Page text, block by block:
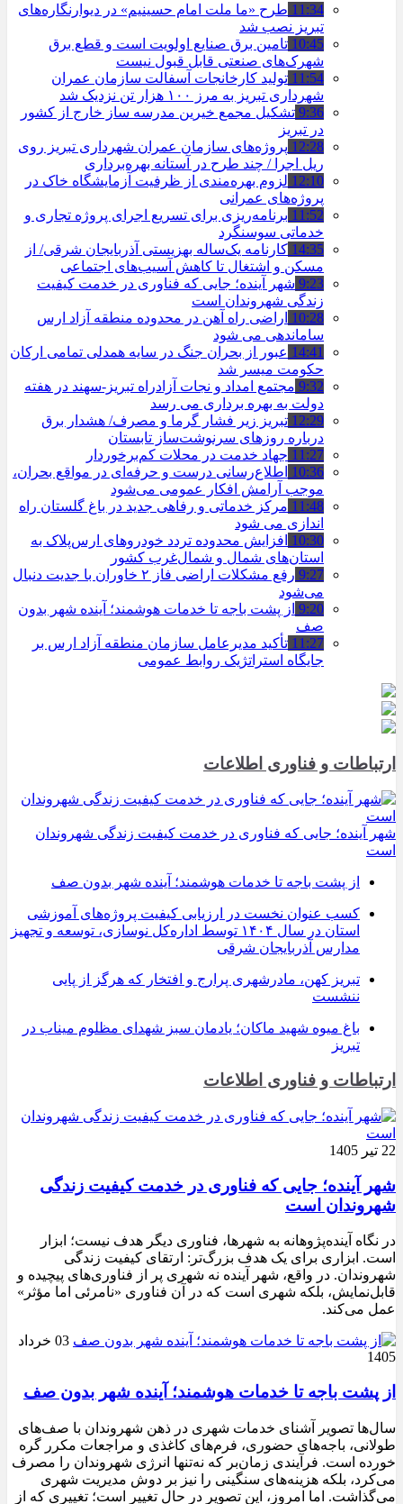
11:34 طرح «ما ملت امام حسینیم» در دیوارنگاره‌های
تبریز نصب شد
10:45 تامین برق صنایع اولویت است و قطع برق
شهرک‌های صنعتی قابل قبول نیست
11:54 تولید کارخانجات آسفالت سازمان عمران
شهرداری تبریز به مرز ۱۰۰ هزار تن نزدیک شد
9:36 تشکیل مجمع خیرین مدرسه ‌ساز خارج از کشور
در تبریز
12:28 پروژه‌های سازمان عمران شهرداری تبریز روی
ریل اجرا / چند طرح در آستانه بهره‌برداری
12:10 لزوم بهره‌مندی از ظرفیت آزمایشگاه خاک در
پروژه‌های عمرانی
11:52 برنامه‌ریزی برای تسریع اجرای پروژه تجاری و
خدماتی سوسنگرد
14:35 کارنامه یک‌ساله بهزیستی آذربایجان شرقی/ از
مسکن و اشتغال تا کاهش آسیب‌های اجتماعی
9:23 شهر آینده؛ جایی که فناوری در خدمت کیفیت
زندگی شهروندان است
10:28 اراضی راه آهن در محدوده منطقه آزاد ارس
ساماندهی می شود
14:41 عبور از بحران جنگ در سایه همدلی تمامی ارکان
حکومت میسر شد
9:32 مجتمع امداد و نجات آزادراه تبریز-سهند در هفته
دولت به بهره ‌برداری می‌ رسد
12:29 تبریز زیر فشار گرما و مصرف/ هشدار برق
درباره روزهای سرنوشت‌ساز تابستان
11:27 جهاد خدمت در محلات کم‌برخوردار
10:36 اطلاع‌رسانی درست و حرفه‌ای در مواقع بحران،
موجب آرامش افکار عمومی می‌شود
11:48 مرکز خدماتی و رفاهی جدید در باغ گلستان راه
اندازی می شود
10:30 افزایش محدوده تردد خودروهای ارس‌پلاک به
استان‌های شمال و شمال‌غرب کشور
9:27
رفع مشکلات اراضی فاز ۲ خاوران با جدیت دنبال
می‌شود
9:20 از پشت باجه تا خدمات هوشمند؛ آینده شهر بدون
صف
11:27 تأکید مدیرعامل سازمان منطقه آزاد ارس بر
جایگاه استراتژیک روابط عمومی
ارتباطات و فناوری اطلاعات
شهر آینده؛ جایی که فناوری در خدمت کیفیت زندگی شهروندان
است
از پشت باجه تا خدمات هوشمند؛ آینده شهر بدون صف
کسب عنوان نخست در ارزیابی کیفیت پروژه‌های آموزشی
استان در سال ۱۴۰۴ توسط اداره‌کل نوسازی، توسعه و تجهیز
مدارس آذربایجان شرقی
تبریز کهن، مادرشهری پرارج و افتخار که هرگز از پایی
ننشست
باغ میوه شهید ماکان؛ یادمان سبز شهدای مظلوم میناب در
تبریز
ارتباطات و فناوری اطلاعات
22 تیر 1405
شهر آینده؛ جایی که فناوری در خدمت کیفیت زندگی
شهروندان است
در نگاه آینده‌پژوهانه به شهرها، فناوری دیگر هدف نیست؛ ابزار
است. ابزاری برای یک هدف بزرگ‌تر: ارتقای کیفیت زندگی
شهروندان. در واقع، شهر آینده نه شهری پر از فناوری‌های پیچیده و
قابل‌نمایش، بلکه شهری است که در آن فناوری «نامرئی اما مؤثر»
عمل می‌کند.
03 خرداد
1405
از پشت باجه تا خدمات هوشمند؛ آینده شهر بدون صف
سال‌ها تصویر آشنای خدمات شهری در ذهن شهروندان با صف‌های
طولانی، باجه‌های حضوری، فرم‌های کاغذی و مراجعات مکرر گره
خورده است. فرآیندی زمان‌بر که نه‌تنها انرژی شهروندان را مصرف
می‌کرد، بلکه هزینه‌های سنگینی را نیز بر دوش مدیریت شهری
می‌گذاشت. اما امروز، این تصویر در حال تغییر است؛ تغییری که از